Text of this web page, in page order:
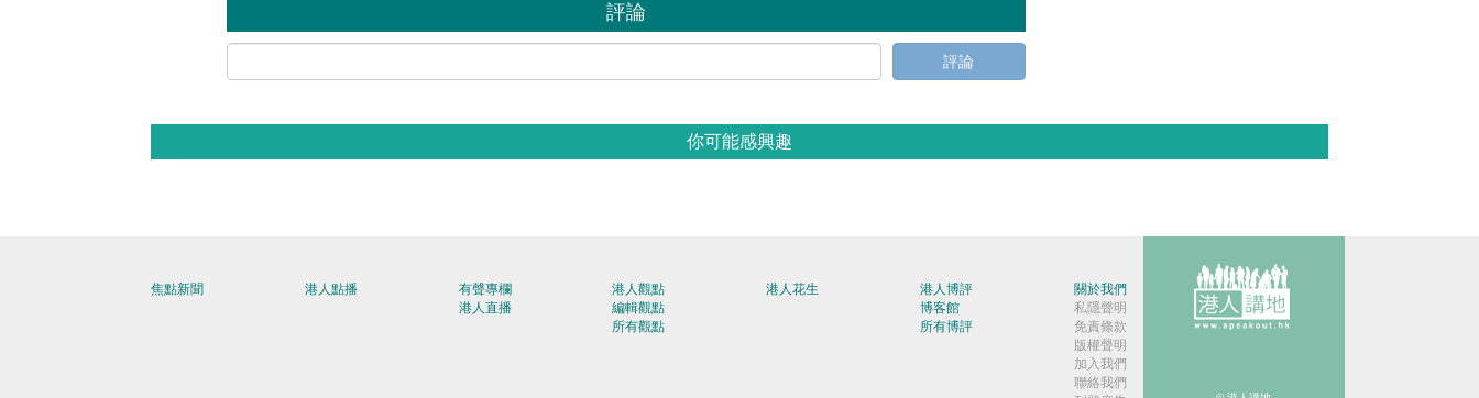
評論
評論
你可能感興趣
焦點新聞 港人點播
有聲專欄
港人直播
港人觀點
編輯觀點
所有觀點
港人花生
港人博評
博客館
所有博評
關於我們
私隱聲明
免責條款
版權聲明
加入我們
聯絡我們